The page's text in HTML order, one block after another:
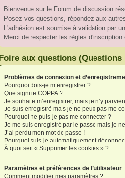
Bienvenue sur le Forum de discussion
Posez vos questions, répondez aux
L'adhésion est soumise à validation par
Merci de respecter les règles
Foire aux questions (Questions
Problèmes de connexion et
Pourquoi dois-je m’enregistrer ?
Que signifie COPPA ?
Je souhaite m’enregistrer, mais je n’y
Je suis enregistré mais je ne peux pas me
Pourquoi ne puis-je pas me connecter ?
Je me suis enregistré par le passé mais je
J’ai perdu mon mot de passe !
Pourquoi suis-je automatiquement
À quoi sert « Supprimer les cookies » ?
Paramètres et préférences de l’utilisateur
Comment modifier mes paramètres ?